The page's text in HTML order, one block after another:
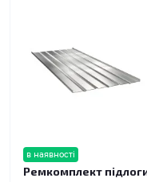
в наявності
Ремкомплект